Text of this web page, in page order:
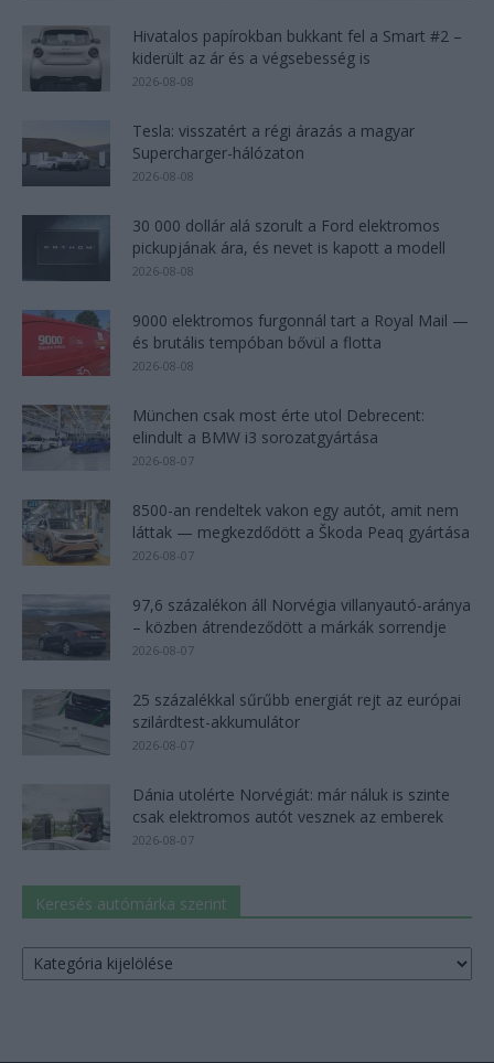
Hivatalos papírokban bukkant fel a Smart #2 –
kiderült az ár és a végsebesség is
2026-08-08
Tesla: visszatért a régi árazás a magyar
Supercharger-hálózaton
2026-08-08
30 000 dollár alá szorult a Ford elektromos
pickupjának ára, és nevet is kapott a modell
2026-08-08
9000 elektromos furgonnál tart a Royal Mail —
és brutális tempóban bővül a flotta
2026-08-08
München csak most érte utol Debrecent:
elindult a BMW i3 sorozatgyártása
2026-08-07
8500-an rendeltek vakon egy autót, amit nem
láttak — megkezdődött a Škoda Peaq gyártása
2026-08-07
97,6 százalékon áll Norvégia villanyautó-aránya
– közben átrendeződött a márkák sorrendje
2026-08-07
25 százalékkal sűrűbb energiát rejt az európai
szilárdtest-akkumulátor
2026-08-07
Dánia utolérte Norvégiát: már náluk is szinte
csak elektromos autót vesznek az emberek
2026-08-07
Keresés autómárka szerint
Keresés
autómárka